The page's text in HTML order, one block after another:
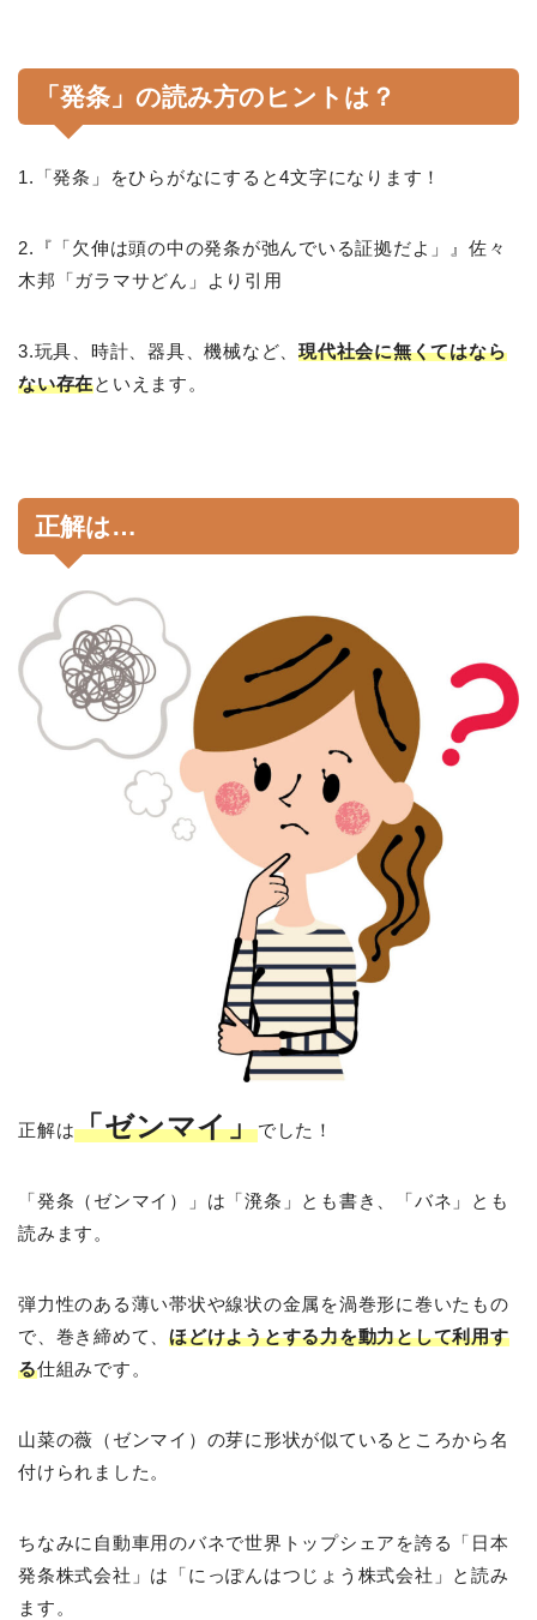
「発条」の読み方のヒントは？
1.「発条」をひらがなにすると4文字になります！
2.『「欠伸は頭の中の発条が弛んでいる証拠だよ」』佐々
木邦「ガラマサどん」より引用
3.玩具、時計、器具、機械など、現代社会に無くてはなら
ない存在といえます。
正解は…
正解は「ゼンマイ」でした！
「発条（ゼンマイ）」は「溌条」とも書き、「バネ」とも
読みます。
弾力性のある薄い帯状や線状の金属を渦巻形に巻いたもの
で、巻き締めて、ほどけようとする力を動力として利用す
る仕組みです。
山菜の薇（ゼンマイ）の芽に形状が似ているところから名
付けられました。
ちなみに自動車用のバネで世界トップシェアを誇る「日本
発条株式会社」は「にっぽんはつじょう株式会社」と読み
ます。